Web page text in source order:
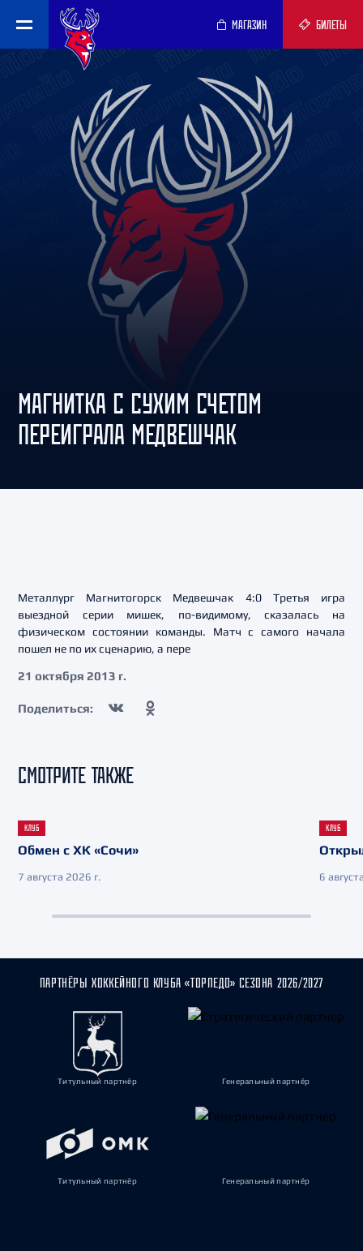
МАГАЗИН БИЛЕТЫ
МАГНИТКА С СУХИМ СЧЕТОМ
ПЕРЕИГРАЛА МЕДВЕШЧАК
Металлург Магнитогорск Медвешчак 4:0 Третья игра
выездной серии мишек, по-видимому, сказалась на
физическом состоянии команды. Матч с самого начала
пошел не по их сценарию, а пере
21 октября 2013 г.
Поделиться:
СМОТРИТЕ ТАКЖЕ
КЛУБ
Обмен с ХК «Сочи»
7 августа 2026 г.
КЛУБ
6
ПАРТНЁРЫ ХОККЕЙНОГО КЛУБА «ТОРПЕДО» СЕЗОНА 2026/2027
Титульный партнёр Генеральный партнёр
Титульный партнёр Генеральный партнёр